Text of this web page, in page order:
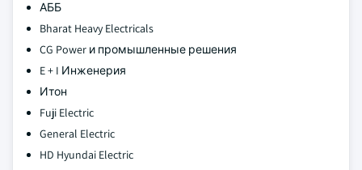
АББ
Bharat Heavy Electricals
CG Power и промышленные решения
E + I Инженерия
Итон
Fuji Electric
General Electric
HD Hyundai Electric